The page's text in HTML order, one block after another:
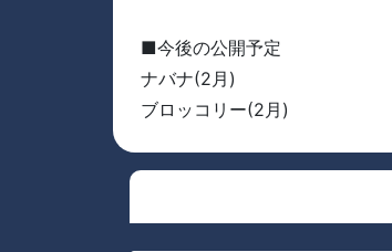
■今後の公開予定
ナバナ(2月)
ブロッコリー(2月)